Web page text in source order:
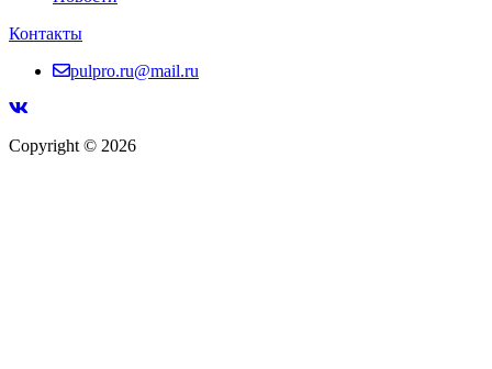
Контакты
pulpro.ru@mail.ru
Copyright © 2026